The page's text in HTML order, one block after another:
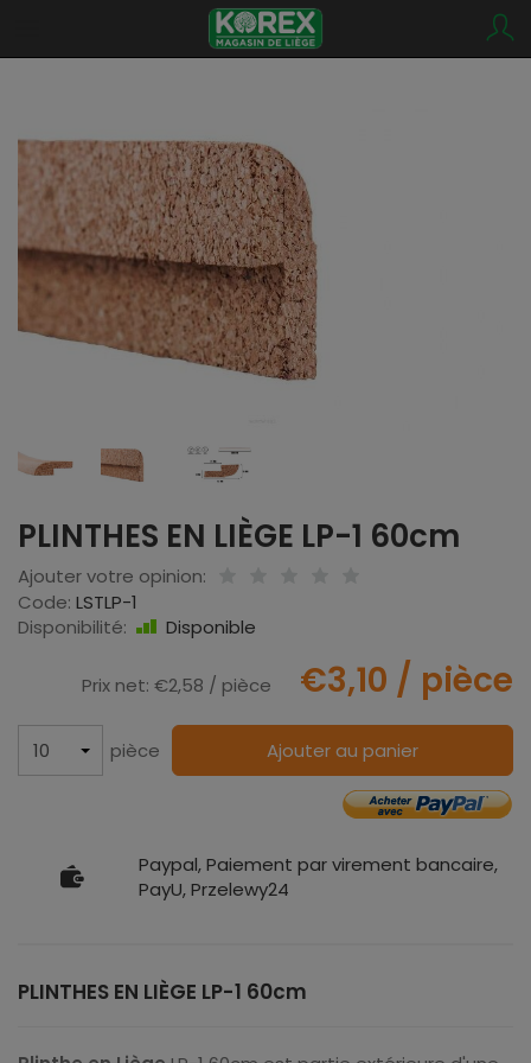
PLINTHES EN LIÈGE LP-1 60cm
Ajouter votre opinion:
Code: LSTLP-1
Disponibilité:
Disponible
Prix net: €2,58 / pièce €3,10 / pièce
pièce Ajouter au panier
Paypal, Paiement par virement bancaire,
PayU, Przelewy24
PLINTHES EN LIÈGE LP-1 60cm